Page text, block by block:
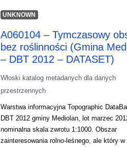
UNKNOWN
A060104 – Tymczasowy
bez roślinności (Gmina
– DBT 2012 – DATASET)
Włoski katalog metadanych dla danych
przestrzennych
Warstwa informacyjna Topographic
DBT 2012 gminy Mediolan, lot marzec
nominalna skala zwrotu 1:1000. Obszar
zainteresowania rolno-leśnego, ale który w